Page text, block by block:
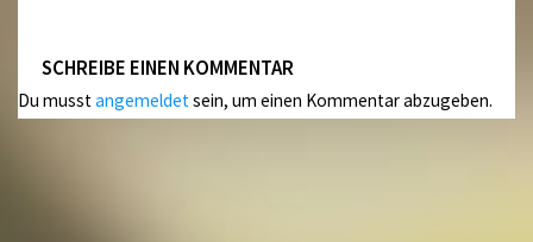
SCHREIBE EINEN KOMMENTAR
Du musstangemeldet sein, um einen Kommentar abzugeben.